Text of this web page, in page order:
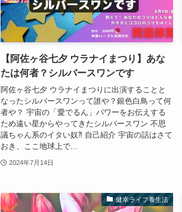
【阿佐ヶ谷七夕 ウラナイまつり】あな
たは何者？シルバースワンです
阿佐ヶ谷七夕 ウラナイまつりに出演することと
なったシルバースワンって誰や？銀色白鳥って何
者や？ 宇宙の「愛でるん」パワーをお伝えする
ため遠い星からやってきたシルバースワン 不思
議ちゃん系のイタい奴⁈ 自己紹介 宇宙の話はさて
おき、ここ地球上で...
2024年7月14日
健幸ライフ養生法